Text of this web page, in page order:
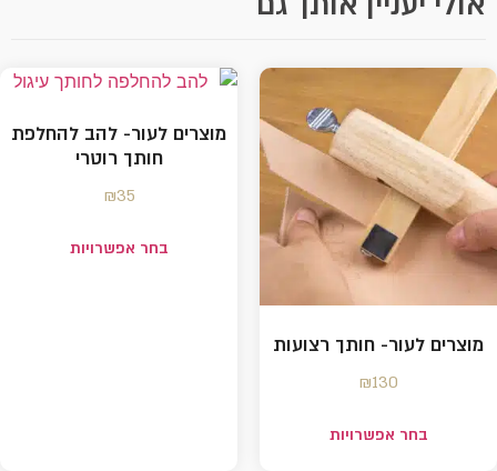
מוצרים לעור- חותך רצועות
₪130
בחר אפשרויות
מוצרים לעור- להב להחלפת
חותך רוטרי
₪35
בחר אפשרויות